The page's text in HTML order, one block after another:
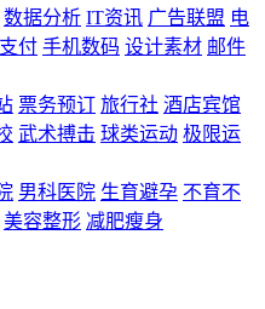
数据分析 IT资讯 广告联盟 电
付 手机数码 设计素材 邮件
票务预订 旅行社 酒店宾馆
武术搏击 球类运动 极限运
男科医院 生育避孕 不育不
美容整形 减肥瘦身